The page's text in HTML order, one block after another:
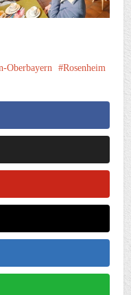
Oberbayern
Rosenheim